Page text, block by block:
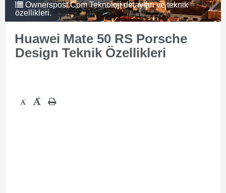
Ownerspost.Com Teknoloji detayları ve teknik
özellikleri.
Huawei Mate 50 RS Porsche
Design Teknik Özellikleri
- +